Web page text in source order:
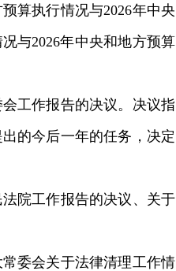
算执行情况与2026年中央
与2026年中央和地方预算
工作报告的决议。决议指
的今后一年的任务，决定
院工作报告的决议、关于
委会关于法律清理工作情